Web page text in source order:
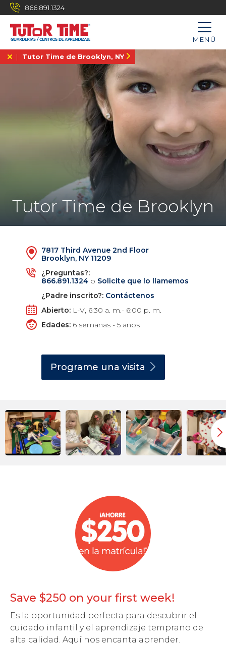
866.891.1324
MENÚ
Tutor Time de Brooklyn, NY
Tutor Time de Brooklyn
7817 Third Avenue 2nd Floor
Brooklyn, NY 11209
¿Preguntas?:
866.891.1324 o Solicite que lo llamemos
¿Padre inscrito?: Contáctenos
Abierto: L-V, 6:30 a. m.- 6:00 p. m.
Edades: 6 semanas - 5 años
Programe unavisita
Save $250 on your first week!
Es la oportunidad perfecta para descubrir el
cuidado infantil y el aprendizaje temprano de
alta calidad. Aquí nos encanta aprender.